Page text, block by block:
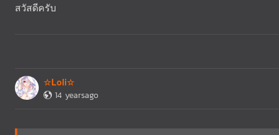
สวัสดีครับ
☆Loli☆
14 yearsago